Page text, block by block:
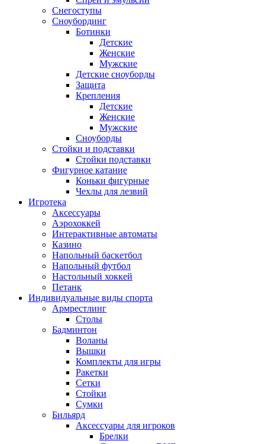
Снегоступы
Сноубординг
Ботинки
Детские
Женские
Мужские
Детские сноуборды
Защита
Крепления
Детские
Женские
Мужские
Сноуборды
Стойки и подставки
Cтойки подставки
Фигурное катание
Коньки фигурные
Чехлы для лезвий
Игротека
Аксессуары
Аэрохоккей
Интерактивные автоматы
Казино
Напольный баскетбол
Напольный футбол
Настольный хоккей
Петанк
Индивидуальные виды спорта
Армрестлинг
Столы
Бадминтон
Воланы
Вышки
Комплекты для игры
Ракетки
Сетки
Стойки
Сумки
Бильярд
Аксессуары для игроков
Брелки